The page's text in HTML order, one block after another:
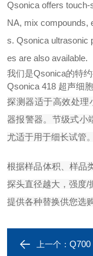
Qsonica offers
NA, mix compounds,
s. Qsonica ultrasonic
es are also available.
我们是Qsonica的特
Qsonica 418 超声细
探测器适于高效处理
器报警器。节级式小
尤适于用于细长试管。
根据样品体积、样品
探头直径越大，强度/
提供各种替换供您选购
上一个： Q700